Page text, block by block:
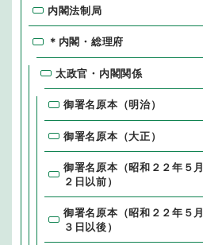
内閣法制局
＊内閣・総理府
太政官・内閣関係
御署名原本（明治）
御署名原本（大正）
御署名原本（昭和２２年５月
２日以前）
御署名原本（昭和２２年５月
３日以後）